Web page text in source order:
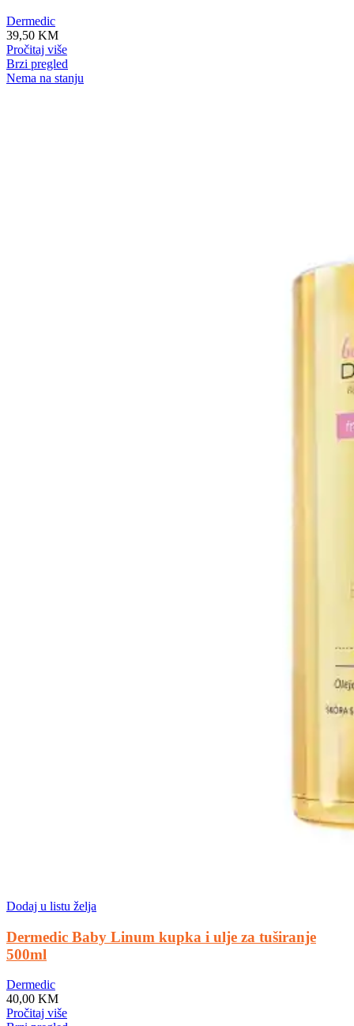
Dermedic
39,50 KM
Pročitaj više
Brzi pregled
Nema na stanju
Dodaj u listu želja
Dermedic Baby Linum kupka i ulje za tuširanje
500ml
Dermedic
40,00 KM
Pročitaj više